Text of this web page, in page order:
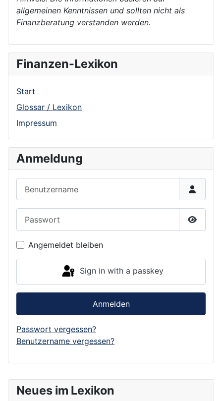
Neues im Lexikon
allgemeinen Kenntnissen und sollten nicht als
Finanzberatung verstanden werden.
Finanzen-Lexikon
Start
Glossar / Lexikon
Impressum
Anmeldung
Show
Angemeldet bleiben
Sign in with a passkey
Anmelden
Passwort vergessen?
Benutzername vergessen?